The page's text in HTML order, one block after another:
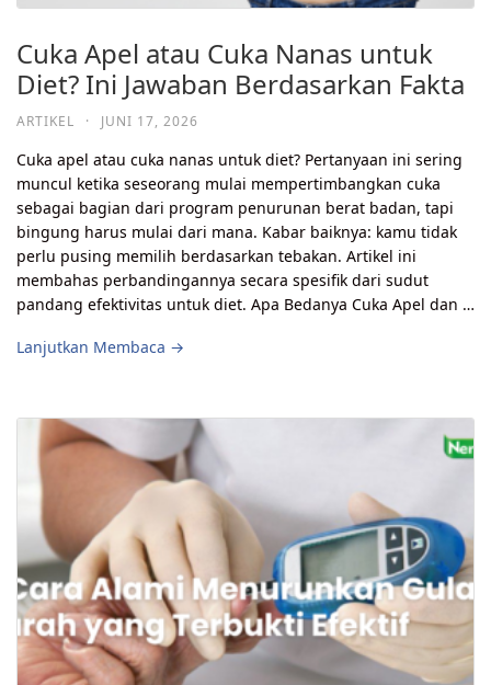
Cuka Apel atau Cuka Nanas untuk
Diet? Ini Jawaban Berdasarkan Fakta
ARTIKEL · JUNI 17, 2026
Cuka apel atau cuka nanas untuk diet? Pertanyaan ini sering
muncul ketika seseorang mulai mempertimbangkan cuka
sebagai bagian dari program penurunan berat badan, tapi
bingung harus mulai dari mana. Kabar baiknya: kamu tidak
perlu pusing memilih berdasarkan tebakan. Artikel ini
membahas perbandingannya secara spesifik dari sudut
pandang efektivitas untuk diet. Apa Bedanya Cuka Apel dan …
Lanjutkan Membaca →